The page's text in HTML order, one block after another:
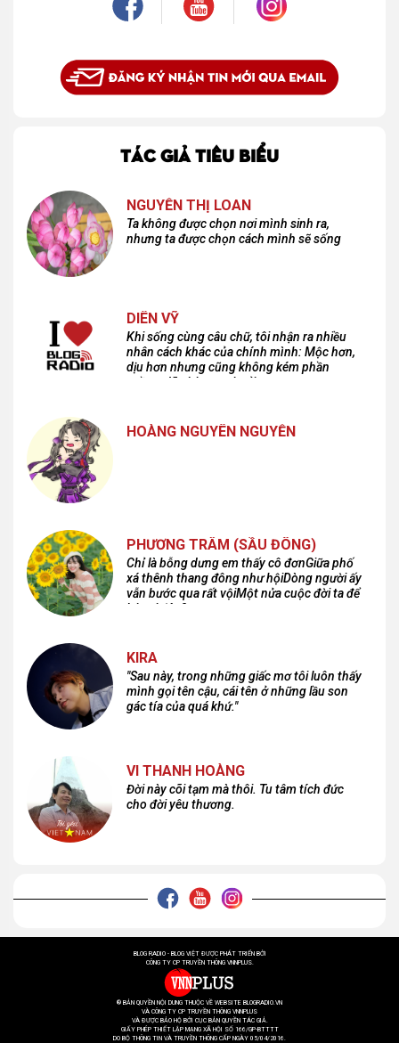
TÁC GIẢ TIÊU BIỂU
NGUYỄN THỊ LOAN
Ta không được chọn nơi mình sinh ra,
nhưng ta được chọn cách mình sẽ sống
DIÊN VỸ
Khi sống cùng câu chữ, tôi nhận ra nhiều
nhân cách khác của chính mình: Mộc hơn,
dịu hơn nhưng cũng không kém phần
cuồng dã và hoang hoải...
HOÀNG NGUYÊN NGUYỄN
PHƯƠNG TRÂM (SẦU ĐÔNG)
Chỉ là bỗng dưng em thấy cô đơnGiữa phố
xá thênh thang đông như hộiDòng người ấy
vẫn bước qua rất vộiMột nửa cuộc đời ta để
lại nơi đâu?
KIRA
"Sau này, trong những giấc mơ tôi luôn thấy
mình gọi tên cậu, cái tên ở những lầu son
gác tía của quá khứ."
VI THANH HOÀNG
Đời này cõi tạm mà thôi. Tu tâm tích đức
cho đời yêu thương.
BLOG RADIO - BLOG VIỆT ĐƯỢC PHÁT TRIỂN BỞI
CÔNG TY CP TRUYỀN THÔNG VNNPLUS.
® BẢN QUYỀN NỘI DUNG THUỘC VỀ WEBSITE BLOGRADIO.VN
VÀ CÔNG TY CP TRUYỀN THÔNG VNNPLUS
VÀ ĐƯỢC BẢO HỘ BỞI CỤC BẢN QUYỀN TÁC GIẢ.
GIẤY PHÉP THIẾT LẬP MẠNG XÃ HỘI SỐ 166/GP-BTTTT
DO BỘ THÔNG TIN VÀ TRUYỀN THÔNG CẤP NGÀY 05/04/2016.